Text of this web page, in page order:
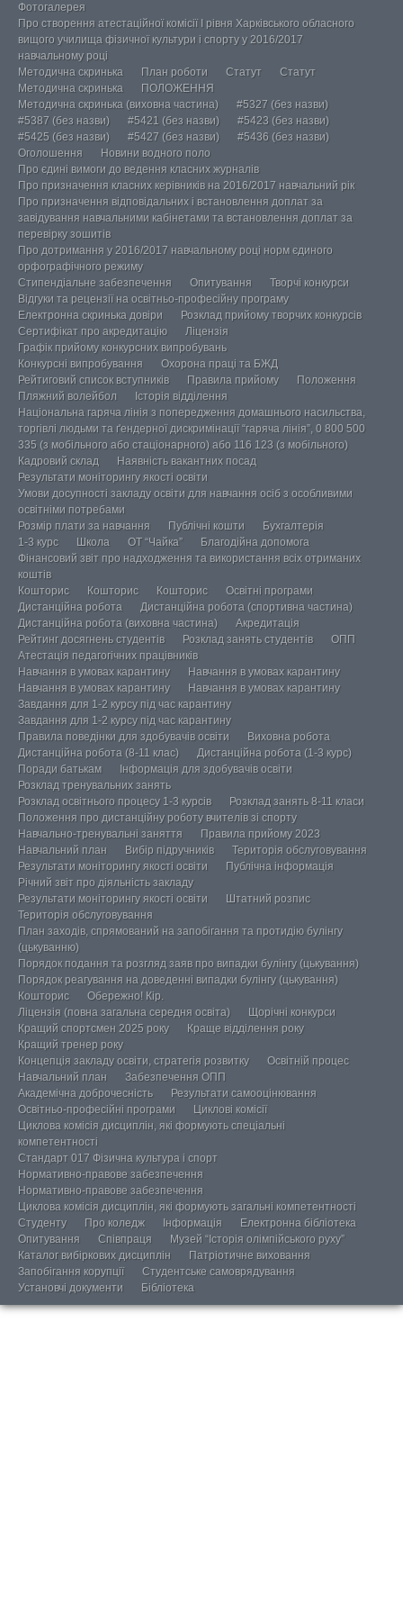
Фотогалерея
Про створення атестаційної комісії І рівня Харківського обласного
вищого училища фізичної культури і спорту у 2016/2017
навчальному році
Методична скринька
План роботи Статут
Статут
Методична скринька
ПОЛОЖЕННЯ
Методична скринька (виховна частина)
#5327 (без назви)
#5387 (без назви)
#5421 (без назви)
#5423 (без назви)
#5425 (без назви)
#5427 (без назви)
#5436 (без назви)
Оголошення
Новини водного поло
Про єдині вимоги до ведення класних журналів
Про призначення класних керівників на 2016/2017 навчальний рік
Про призначення відповідальних і встановлення доплат за
завідування навчальними кабінетами та встановлення доплат за
перевірку зошитів
Про дотримання у 2016/2017 навчальному році норм єдиного
орфографічного режиму
Стипендіальне забезпечення
Опитування
Творчі конкурси
Відгуки та рецензії на освітньо-професійну програму
Електронна скринька довіри
Розклад прийому творчих конкурсів
Сертифікат про акредитацію
Ліцензія
Графік прийому конкурсних випробувань
Конкурсні випробування
Охорона праці та БЖД
Рейтиговий список вступників
Правила прийому
Положення
Пляжний волейбол
Історія відділення
Національна гаряча лінія з попередження домашнього насильства,
торгівлі людьми та ґендерної дискримінації “гаряча лінія”, 0 800 500
335 (з мобільного або стаціонарного) або 116 123 (з мобільного)
Кадровий склад
Наявність вакантних посад
Результати моніторингу якості освіти
Умови досупності закладу освіти для навчання осіб з особливими
освітніми потребами
Розмір плати за навчання
Публічні кошти
Бухгалтерія
1-3 курс
Школа ОТ “Чайка”
Благодійна допомога
Фінансовий звіт про надходження та використання всіх отриманих
коштів
Кошторис
Кошторис Кошторис
Освітні програми
Дистанційна робота
Дистанційна робота (спортивна частина)
Дистанційна робота (виховна частина)
Акредитація
Рейтинг досягнень студентів
Розклад занять студентів
ОПП
Атестація педагогічних працівників
Навчання в умовах карантину
Навчання в умовах карантину
Навчання в умовах карантину
Навчання в умовах карантину
Завдання для 1-2 курсу під час карантину
Завдання для 1-2 курсу під час карантину
Правила поведінки для здобувачів освіти
Виховна робота
Дистанційна робота (8-11 клас)
Дистанційна робота (1-3 курс)
Поради батькам
Інформація для здобувачів освіти
Розклад тренувальних занять
Розклад освітнього процесу 1-3 курсів
Розклад занять 8-11 класи
Положення про дистанційну роботу вчителів зі спорту
Навчально-тренувальні заняття
Правила прийому 2023
Навчальний план
Вибір підручників
Територія обслуговування
Результати моніторингу якості освіти
Публічна інформація
Річний звіт про діяльність закладу
Результати моніторингу якості освіти
Штатний розпис
Територія обслуговування
План заходів, спрямований на запобігання та протидію булінгу
(цькуванню)
Порядок подання та розгляд заяв про випадки булінгу (цькування)
Порядок реагування на доведенні випадки булінгу (цькування)
Кошторис
Обережно! Кір.
Ліцензія (повна загальна середня освіта)
Щорічні конкурси
Кращий спортсмен 2025 року
Краще відділення року
Кращий тренер року
Концепція закладу освіти, стратегія розвитку
Освітній процес
Навчальний план
Забезпечення ОПП
Академічна доброчесність
Результати самооцінювання
Освітньо-професійні програми
Циклові комісії
Циклова комісія дисциплін, які формують спеціальні
компетентності
Стандарт 017 Фізична культура і спорт
Нормативно-правове забезпечення
Нормативно-правове забезпечення
Циклова комісія дисциплін, які формують загальні компетентності
Студенту
Про коледж Інформація
Електронна бібліотека
Опитування
Співпраця
Музей “Історія олімпійського руху”
Каталог вибіркових дисциплін
Патріотичне виховання
Запобігання корупції
Студентське самоврядування
Установчі документи
Бібліотека